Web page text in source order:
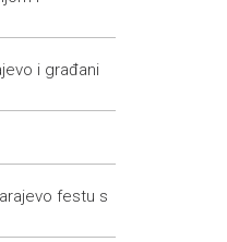
i građani
festu s